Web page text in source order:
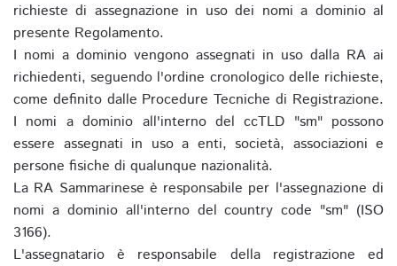
richieste di assegnazione in uso dei nomi a dominio al
presente Regolamento.
I nomi a dominio vengono assegnati in uso dalla RA ai
richiedenti, seguendo l'ordine cronologico delle richieste,
come definito dalle Procedure Tecniche di Registrazione.
I nomi a dominio all'interno del ccTLD "sm" possono
essere assegnati in uso a enti, società, associazioni e
persone fisiche di qualunque nazionalità.
La RA Sammarinese è responsabile per l'assegnazione di
nomi a dominio all'interno del country code "sm" (ISO
3166).
L'assegnatario è responsabile della registrazione ed